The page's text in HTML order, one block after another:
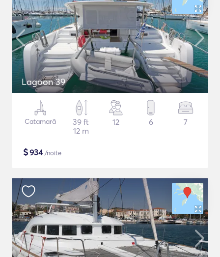
Lagoon 39
Catamarã
39 ft
12 m
12 6 7
$934/noite